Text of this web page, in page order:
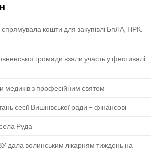
спрямувала кошти для закупівлі БпЛА, НРК,
громади взяли участь у фестивалі
медиків з професійним святом
сесії Вишнівської ради – фінансові
Руда
дала волинським лікарням тиждень на